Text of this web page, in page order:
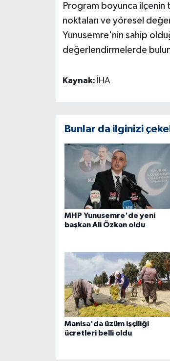
Program boyunca ilçenin
noktaları ve yöresel
Yunusemre'nin sahip
değerlendirmelerde
Kaynak: İHA
Bunlar da ilginizi
MHP Yunusemre'de yeni
başkan Ali Özkan oldu
Manisa'da üzüm işçiliği
ücretleri belli oldu